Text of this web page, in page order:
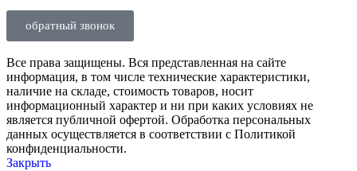
обратный звонок
Все права защищены. Вся представленная на сайте
информация, в том числе технические характеристики,
наличие на складе, стоимость товаров, носит
информационный характер и ни при каких условиях не
является публичной офертой. Обработка персональных
данных осуществляется в соответствии с Политикой
конфиденциальности.
Закрыть